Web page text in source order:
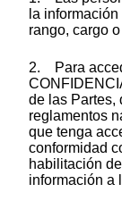
la
rango, cargo
2. Para
de las Partes,
reglamentos
que tenga
conformidad
habilitación
información a